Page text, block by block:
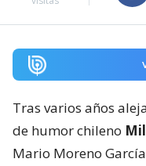
Tras varios años
de humor chileno
Mario Moreno